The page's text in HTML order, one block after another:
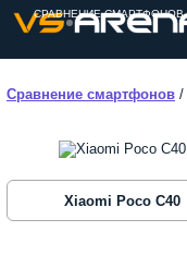
СРАВНЕНИЕ СМАРТФОНОВ
Сравнение смартфонов /
Xiaomi Poco C40